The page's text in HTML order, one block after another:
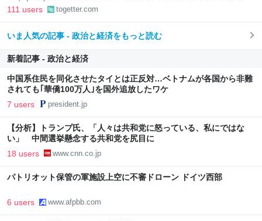
だ自由が生きているのかもしれない
111 users togetter.com
いま人気の記事 - 政治と経済をもっと読む
新着記事 - 政治と経済
中国系住民を同化させたタイとは正反対…ベトナムが各国から非難
されても｢華僑100万人｣を国外追放したワケ
7 users president.jp
【分析】トランプ氏、「人々は共和党に怒っている、私にではな
い」 中間選挙懸念する共和党を尻目に
18 users www.cnn.co.jp
パトリオット保管の軍施設上空に不審ドローン ドイツ西部
6 users www.afpbb.com